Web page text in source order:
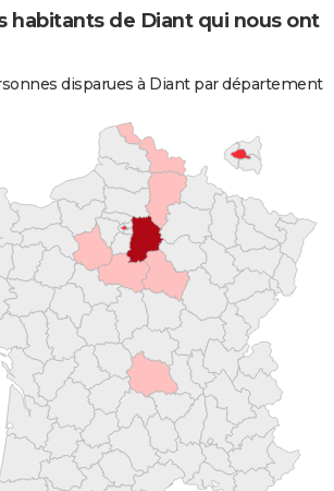
habitants de Diant qui nous ont
disparues à Diant par département